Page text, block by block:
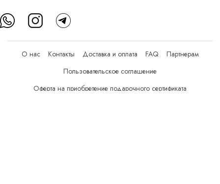
О нас Контакты Доставка и оплата FAQ
Партнерам
Пользовательское соглашение
Оферта на приобретение подарочного сертификата